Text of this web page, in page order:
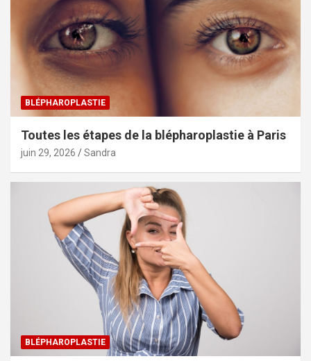
BLÉPHAROPLASTIE
Toutes les étapes de la blépharoplastie à Paris
juin 29, 2026 Sandra
BLÉPHAROPLASTIE